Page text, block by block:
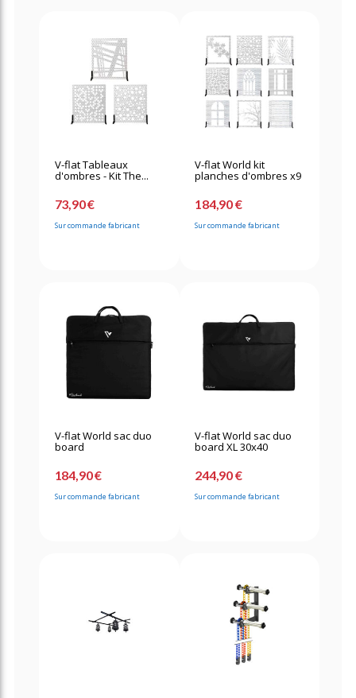
V-flat Tableaux
d'ombres - Kit The...
73,90 €
Sur commande fabricant
V-flat World kit
planches d'ombres x9
184,90 €
Sur commande fabricant
V-flat World sac duo
board
184,90 €
Sur commande fabricant
V-flat World sac duo
board XL 30x40
244,90 €
Sur commande fabricant